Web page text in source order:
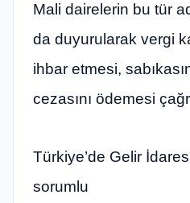
Mali dairelerin bu tür
da duyurularak vergi
ihbar etmesi,
cezasını ödemesi
Türkiye’de Gelir
sorumlu